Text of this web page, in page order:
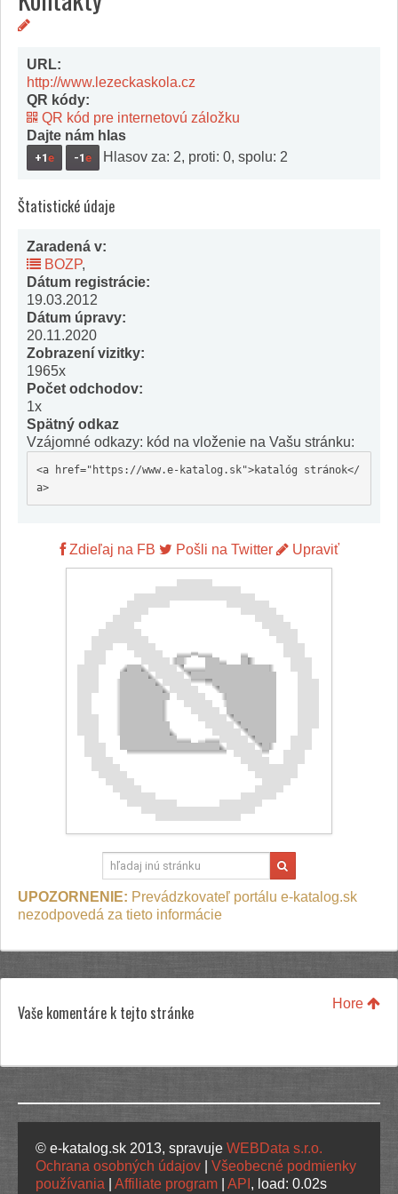
URL:
http://www.lezeckaskola.cz
QR kódy:
QR kód pre internetovú záložku
Dajte nám hlas
+1e -1e Hlasov za: 2, proti: 0, spolu: 2
Štatistické údaje
Zaradená v:
BOZP,
Dátum registrácie:
19.03.2012
Dátum úpravy:
20.11.2020
Zobrazení vizitky:
1965x
Počet odchodov:
1x
Spätný odkaz
Vzájomné odkazy: kód na vloženie na Vašu stránku:
<a href="https://www.e-katalog.sk">katalóg stránok</
a>
Zdieľaj na FB Pošli na Twitter Upraviť
UPOZORNENIE: Prevádzkovateľ portálu e-katalog.sk
nezodpovedá za tieto informácie
Hore
Vaše komentáre k tejto stránke
© e-katalog.sk 2013, spravuje WEBData s.r.o.
Ochrana osobných údajov
Všeobecné podmienky
používania
Affiliate program API , load: 0.02s